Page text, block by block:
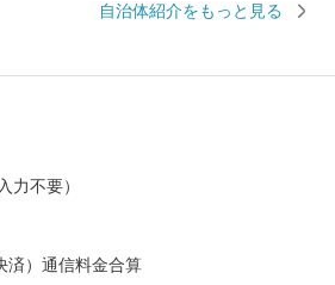
そんな、醸造文化が生んだ特産品や、海
お立ち寄りいただければと思います。
自治体紹介をもっと見る
力不要）
済）通信料金合算